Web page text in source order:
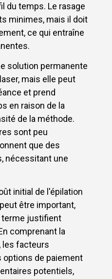
du temps. Le rasage
minimes, mais il doit
ce qui entraîne
solution permanente
mais elle peut
et prend
en raison de la
de la méthode.
sont peu
que des
nécessitant une
initial de l'épilation
être important,
terme justifient
comprenant la
les facteurs
options de paiement
potentiels,